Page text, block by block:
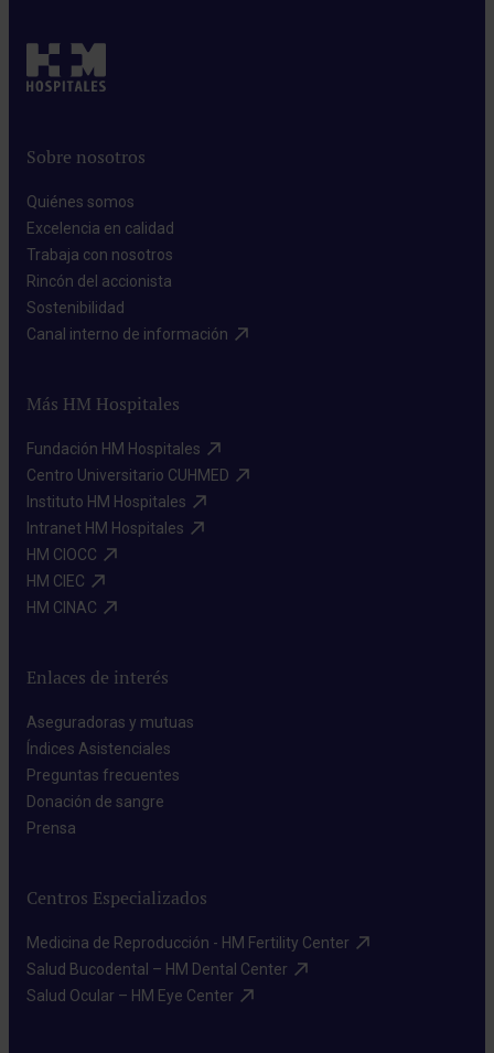
Sobre nosotros
Quiénes somos​
Excelencia en calidad​
Trabaja con nosotros​
Rincón del accionista​
Sostenibilidad​
Canal interno de información​
Más HM Hospitales
Fundación HM Hospitales​
Centro Universitario CUHMED​
Instituto HM Hospitales​
Intranet HM Hospitales​
HM CIOCC​
HM CIEC​
HM CINAC​
Enlaces de interés
Aseguradoras y mutuas​
Índices Asistenciales​
Preguntas frecuentes​
Donación de sangre​
Prensa​
Centros Especializados
Medicina de Reproducción - HM Fertility Center​
Salud Bucodental – HM Dental Center​
Salud Ocular – HM Eye Center​